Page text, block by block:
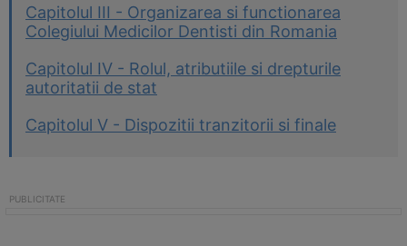
Capitolul III - Organizarea si functionarea
Colegiului Medicilor Dentisti din Romania
Capitolul IV - Rolul, atributiile si drepturile
autoritatii de stat
Capitolul V - Dispozitii tranzitorii si finale